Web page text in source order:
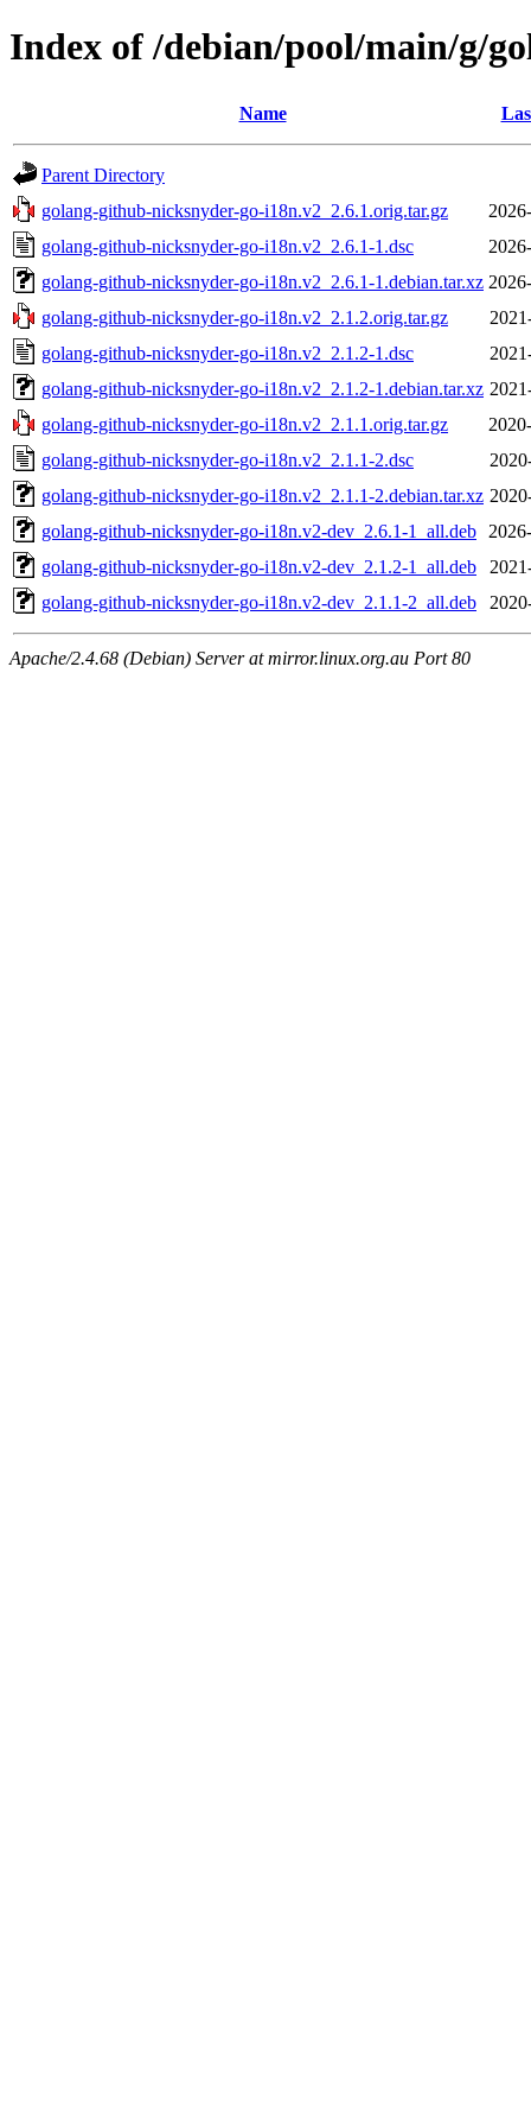
Index of /debian/pool/main/g/
Name
Parent Directory
golang-github-nicksnyder-go-i18n.v2_2.6.1.orig.tar.gz
golang-github-nicksnyder-go-i18n.v2_2.6.1-1.dsc
golang-github-nicksnyder-go-i18n.v2_2.6.1-1.debian.tar.xz
golang-github-nicksnyder-go-i18n.v2_2.1.2.orig.tar.gz
golang-github-nicksnyder-go-i18n.v2_2.1.2-1.dsc
golang-github-nicksnyder-go-i18n.v2_2.1.2-1.debian.tar.xz
golang-github-nicksnyder-go-i18n.v2_2.1.1.orig.tar.gz
golang-github-nicksnyder-go-i18n.v2_2.1.1-2.dsc
golang-github-nicksnyder-go-i18n.v2_2.1.1-2.debian.tar.xz
golang-github-nicksnyder-go-i18n.v2-dev_2.6.1-1_all.deb
golang-github-nicksnyder-go-i18n.v2-dev_2.1.2-1_all.deb
golang-github-nicksnyder-go-i18n.v2-dev_2.1.1-2_all.deb
Apache/2.4.68 (Debian) Server at mirror.linux.org.au Port 80